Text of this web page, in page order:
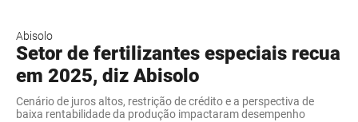
Abisolo
Setor de fertilizantes especiais recua
em 2025, diz Abisolo
Cenário de juros altos, restrição de crédito e a perspectiva de
baixa rentabilidade da produção impactaram desempenho